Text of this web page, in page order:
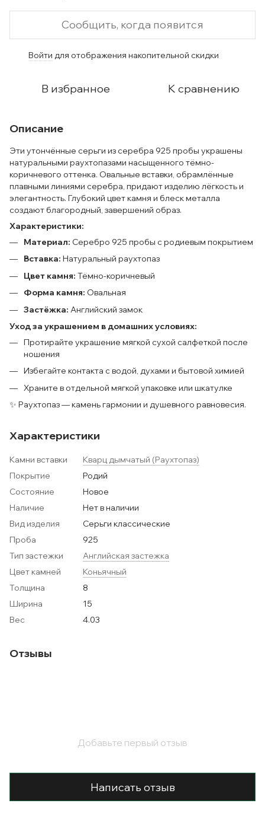
Сообщить, когда появится
Войти для отображения накопительной скидки
В избранное К сравнению
Описание
Эти утончённые серьги из серебра 925 пробы украшены
натуральными раухтопазами насыщенного тёмно-
коричневого оттенка. Овальные вставки, обрамлённые
плавными линиями серебра, придают изделию лёгкость и
элегантность. Глубокий цвет камня и блеск металла
создают благородный, завершений образ.
Характеристики:
Материал: Серебро 925 пробы с родиевым покрытием
Вставка: Натуральный раухтопаз
Цвет камня: Тёмно-коричневый
Форма камня: Овальная
Застёжка: Английский замок
Уход за украшением в домашних условиях:
Протирайте украшение мягкой сухой салфеткой после
ношения
Избегайте контакта с водой, духами и бытовой химией
Храните в отдельной мягкой упаковке или шкатулке
✨ Раухтопаз — камень гармонии и душевного равновесия.
Характеристики
Камни вставки
Кварц дымчатый (Раухтопаз)
Покрытие
Родий
Состояние
Новое
Наличие
Нет в наличии
Вид изделия
Серьги классические
Проба
925
Тип застежки
Английская застежка
Цвет камней
Коньячный
Толщина
8
Ширина
15
Вес
4.03
Отзывы
Добавьте первый отзыв
Написать отзыв